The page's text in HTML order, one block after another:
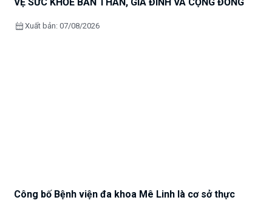
calendar_month Xuất bản: 07/08/2026
Công bố Bệnh viện đa khoa Mê Linh là cơ sở thực